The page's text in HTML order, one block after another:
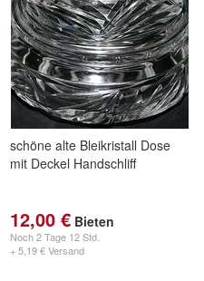
schöne alte Bleikristall Dose
mit Deckel Handschliff
12,00 € Bieten
Noch2 Tage 12 Std.
+ 5,19 € Versand